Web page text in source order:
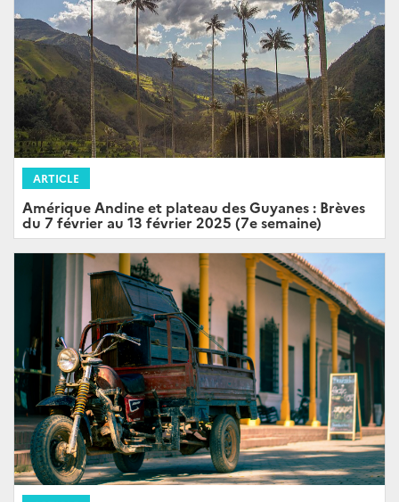
ARTICLE
Amérique Andine et plateau des Guyanes : Brèves
du 7 février au 13 février 2025 (7e semaine)